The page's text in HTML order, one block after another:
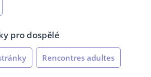
pro dospělé
Rencontres adultes